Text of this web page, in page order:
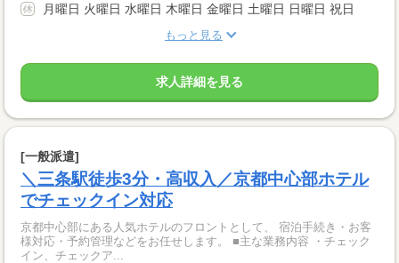
月曜日 火曜日 水曜日 木曜日 金曜日 土曜日 日曜日 祝日
もっと見る
求人詳細を見る
[一般派遣]
＼三条駅徒歩3分・高収入／京都中心部ホテル
でチェックイン対応
京都中心部にある人気ホテルのフロントとして、 宿泊手続き・お客
様対応・予約管理などをお任せします。 ■主な業務内容 ・チェック
イン、チェックア...